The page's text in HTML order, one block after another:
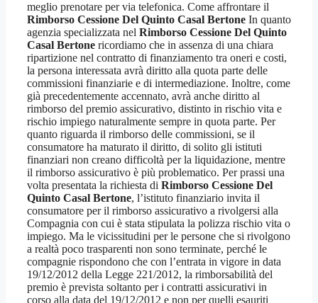
meglio prenotare per via telefonica. Come affrontare il
Rimborso Cessione Del Quinto Casal Bertone In quanto
agenzia specializzata nel Rimborso Cessione Del Quinto
Casal Bertone ricordiamo che in assenza di una chiara
ripartizione nel contratto di finanziamento tra oneri e costi,
la persona interessata avrà diritto alla quota parte delle
commissioni finanziarie e di intermediazione. Inoltre, come
già precedentemente accennato, avrà anche diritto al
rimborso del premio assicurativo, distinto in rischio vita e
rischio impiego naturalmente sempre in quota parte. Per
quanto riguarda il rimborso delle commissioni, se il
consumatore ha maturato il diritto, di solito gli istituti
finanziari non creano difficoltà per la liquidazione, mentre
il rimborso assicurativo è più problematico. Per prassi una
volta presentata la richiesta di Rimborso Cessione Del
Quinto Casal Bertone, l’istituto finanziario invita il
consumatore per il rimborso assicurativo a rivolgersi alla
Compagnia con cui è stata stipulata la polizza rischio vita o
impiego. Ma le vicissitudini per le persone che si rivolgono
a realtà poco trasparenti non sono terminate, perché le
compagnie rispondono che con l’entrata in vigore in data
19/12/2012 della Legge 221/2012, la rimborsabilità del
premio è prevista soltanto per i contratti assicurativi in
corso alla data del 19/12/2012 e non per quelli esauriti